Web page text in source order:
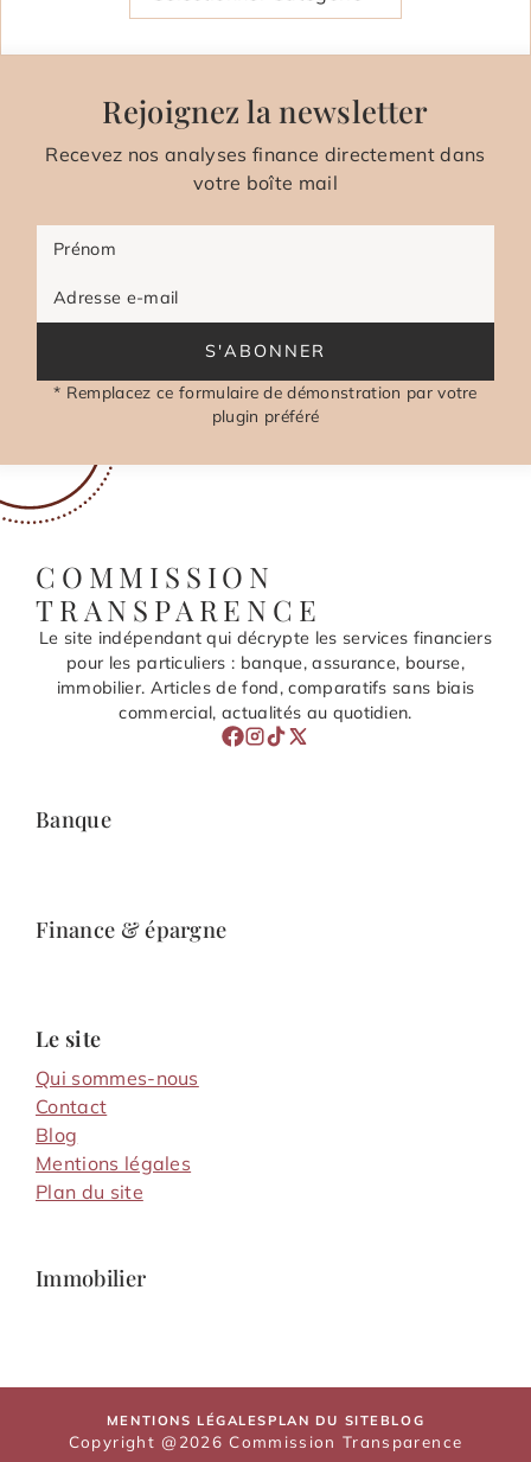
Rejoignez la newsletter
Recevez nos analyses finance directement dans
votre boîte mail
Prénom
Adresse e-mail
S'ABONNER
* Remplacez ce formulaire de démonstration par votre
plugin préféré
COMMISSION
TRANSPARENCE
Le site indépendant qui décrypte les services financiers
pour les particuliers : banque, assurance, bourse,
immobilier. Articles de fond, comparatifs sans biais
commercial, actualités au quotidien.
Banque
Finance & épargne
Le site
Qui sommes-nous
Contact
Blog
Mentions légales
Plan du site
Immobilier
MENTIONS LÉGALES PLAN DU SITE BLOG
Copyright @2026 Commission Transparence